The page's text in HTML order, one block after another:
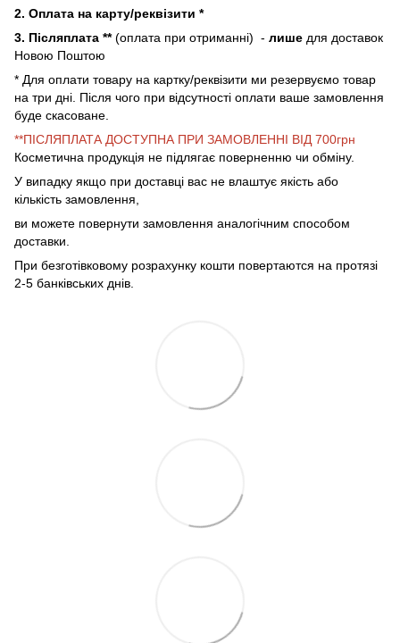
2. Оплата на карту/реквізити *
3. Післяплата **(оплата при отриманні) - лише для доставок
Новою Поштою
* Для оплати товару на картку/реквізити ми резервуємо товар
на три дні. Після чого при відсутності оплати ваше замовлення
буде скасоване.
**ПІСЛЯПЛАТА ДОСТУПНА ПРИ ЗАМОВЛЕННІ ВІД 700грн
Косметична продукція не підлягає поверненню чи обміну.
У випадку якщо при доставці вас не влаштує якість або
кількість замовлення,
ви можете повернути замовлення аналогічним способом
доставки.
При безготівковому розрахунку кошти повертаются на протязі
2-5 банківських днів.